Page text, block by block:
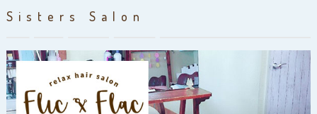
Sisters Salon